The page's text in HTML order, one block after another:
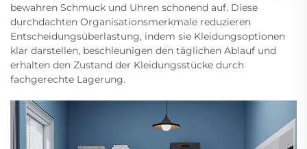
bewahren Schmuck und Uhren schonend auf. Diese
durchdachten Organisationsmerkmale reduzieren
Entscheidungsüberlastung, indem sie Kleidungsoptionen
klar darstellen, beschleunigen den täglichen Ablauf und
erhalten den Zustand der Kleidungsstücke durch
fachgerechte Lagerung.